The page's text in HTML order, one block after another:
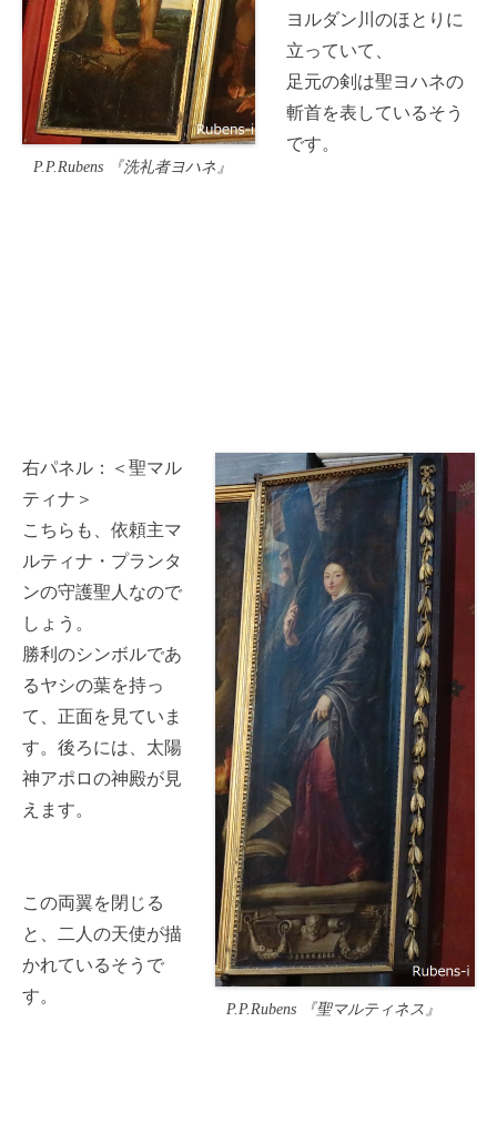
P.P.Rubens 『洗礼者ヨハネ』
ヨルダン川のほとりに
立っていて、
足元の剣は聖ヨハネの
斬首を表しているそう
です。
P.P.Rubens 『聖マルティネス』
右パネル：＜聖マル
ティナ＞
こちらも、依頼主マ
ルティナ・プランタ
ンの守護聖人なので
しょう。
勝利のシンボルであ
るヤシの葉を持っ
て、正面を見ていま
す。後ろには、太陽
神アポロの神殿が見
えます。
この両翼を閉じる
と、二人の天使が描
かれているそうで
す。